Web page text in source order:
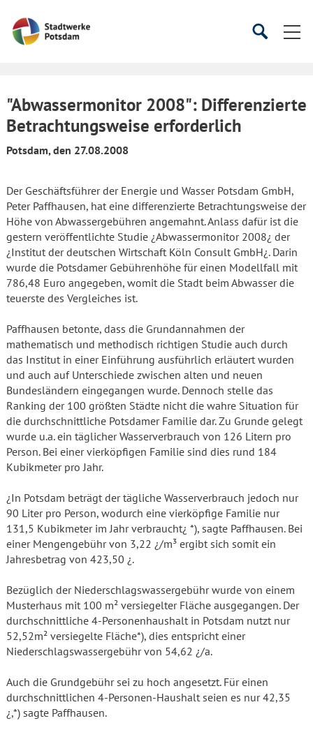
Startseite
SucheSuche
"Abwassermonitor 2008": Differenzierte
Betrachtungsweise erforderlich
Potsdam, den 27.08.2008
Der Geschäftsführer der Energie und Wasser Potsdam GmbH,
Peter Paffhausen, hat eine differenzierte Betrachtungsweise der
Höhe von Abwassergebühren angemahnt. Anlass dafür ist die
gestern veröffentlichte Studie ¿Abwassermonitor 2008¿ der
¿Institut der deutschen Wirtschaft Köln Consult GmbH¿. Darin
wurde die Potsdamer Gebührenhöhe für einen Modellfall mit
786,48 Euro angegeben, womit die Stadt beim Abwasser die
teuerste des Vergleiches ist.
Paffhausen betonte, dass die Grundannahmen der
mathematisch und methodisch richtigen Studie auch durch
das Institut in einer Einführung ausführlich erläutert wurden
und auch auf Unterschiede zwischen alten und neuen
Bundesländern eingegangen wurde. Dennoch stelle das
Ranking der 100 größten Städte nicht die wahre Situation für
die durchschnittliche Potsdamer Familie dar. Zu Grunde gelegt
wurde u.a. ein täglicher Wasserverbrauch von 126 Litern pro
Person. Bei einer vierköpfigen Familie sind dies rund 184
Kubikmeter pro Jahr.
¿In Potsdam beträgt der tägliche Wasserverbrauch jedoch nur
90 Liter pro Person, wodurch eine vierköpfige Familie nur
131,5 Kubikmeter im Jahr verbraucht¿ *), sagte Paffhausen. Bei
einer Mengengebühr von 3,22 ¿/m³ ergibt sich somit ein
Jahresbetrag von 423,50 ¿.
Bezüglich der Niederschlagswassergebühr wurde von einem
Musterhaus mit 100 m² ver­siegelter Fläche ausgegangen. Der
durchschnittliche 4-Personenhaushalt in Potsdam nutzt nur
52,52m² versiegelte Fläche*), dies entspricht einer
Niederschlagswassergebühr von 54,62 ¿/a.
Auch die Grundgebühr sei zu hoch angesetzt. Für einen
durchschnitt­lichen 4-Personen-Haushalt seien es nur 42,35
¿,*) sagte Paffhausen.